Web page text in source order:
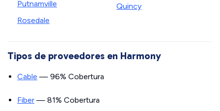
Putnamville
Rosedale
Quincy
Tipos de proveedores en Harmony
Cable — 96% Cobertura
Fiber — 81% Cobertura